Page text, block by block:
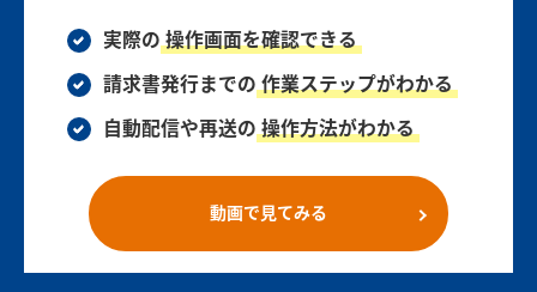
実際の 操作画面を確認できる
請求書発行までの 作業ステップがわかる
自動配信や再送の 操作方法がわかる
動画で見てみる